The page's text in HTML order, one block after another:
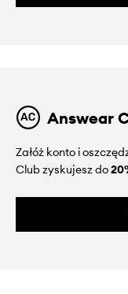
Answear
Załóż konto i
Club zyskujesz do